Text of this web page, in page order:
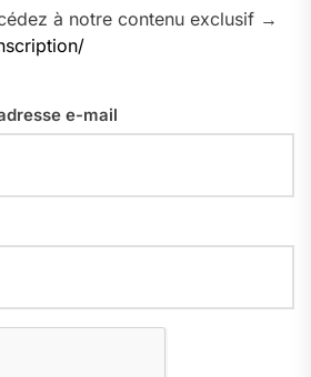
à notre contenu exclusif →
e-mail